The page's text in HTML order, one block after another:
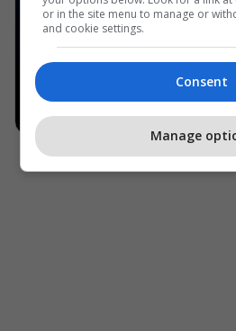
or in the site menu to manage or
and cookie settings.
Consent
Manage